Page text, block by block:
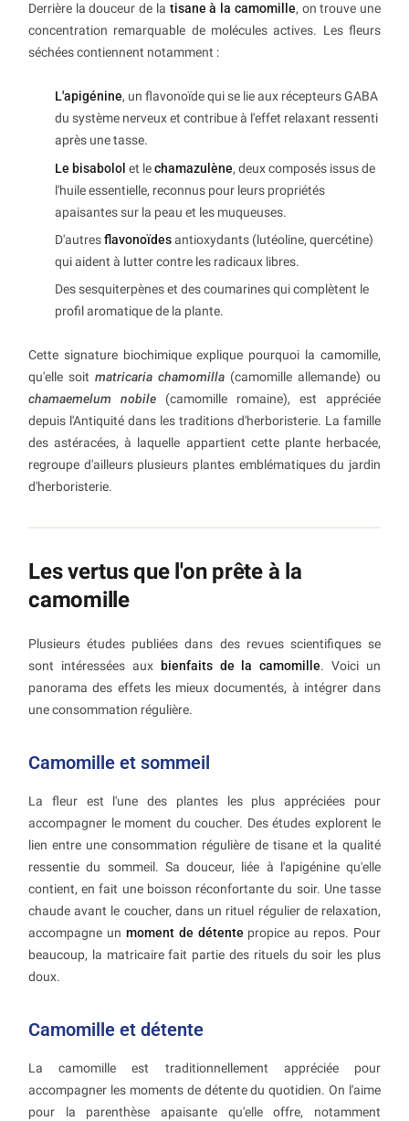
Derrière la douceur de la tisane à la camomille, on trouve une
concentration remarquable de molécules actives. Les fleurs
séchées contiennent notamment :
L'apigénine, un flavonoïde qui se lie aux récepteurs GABA
du système nerveux et contribue à l'effet relaxant ressenti
après une tasse.
Le bisabolol et lechamazulène, deux composés issus de
l'huile essentielle, reconnus pour leurs propriétés
apaisantes sur la peau et les muqueuses.
D'autresflavonoïdesantioxydants (lutéoline, quercétine)
qui aident à lutter contre les radicaux libres.
Des sesquiterpènes et des coumarines qui complètent le
profil aromatique de la plante.
Cette signature biochimique explique pourquoi la camomille,
qu'elle soit matricaria chamomilla (camomille allemande) ou
chamaemelum nobile (camomille romaine), est appréciée
depuis l'Antiquité dans les traditions d'herboristerie. La famille
des astéracées, à laquelle appartient cette plante herbacée,
regroupe d'ailleurs plusieurs plantes emblématiques du jardin
d'herboristerie.
Les vertus que l'on prête à la
camomille
Plusieurs études publiées dans des revues scientifiques se
sont intéressées aux
bienfaits de la camomille. Voici un
panorama des effets les mieux documentés, à intégrer dans
une consommation régulière.
Camomille et sommeil
La fleur est l'une des plantes les plus appréciées pour
accompagner le moment du coucher. Des études explorent le
lien entre une consommation régulière de tisane et la qualité
ressentie du sommeil. Sa douceur, liée à l'apigénine qu'elle
contient, en fait une boisson réconfortante du soir. Une tasse
chaude avant le coucher, dans un rituel régulier de relaxation,
accompagne un moment de détente propice au repos. Pour
beaucoup, la matricaire fait partie des rituels du soir les plus
doux.
Camomille et détente
La camomille est traditionnellement appréciée pour
accompagner les moments de détente du quotidien. On l'aime
pour la parenthèse apaisante qu'elle offre, notamment